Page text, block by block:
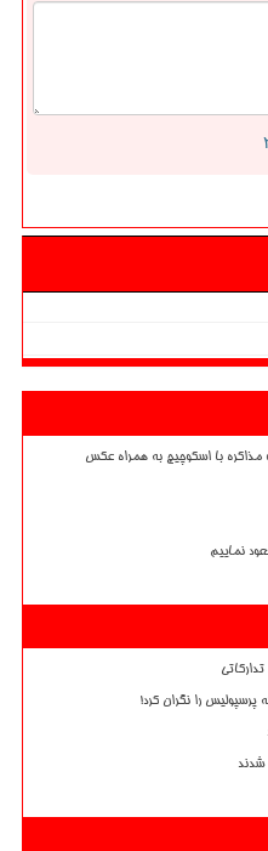
با اسکوچیچ به همراه عکس
نماییم
پرسپولیس را نگران کرد!